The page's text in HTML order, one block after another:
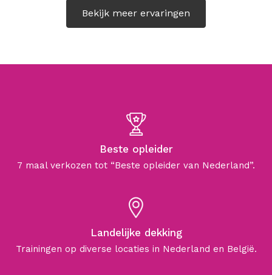
Bekijk meer ervaringen
Beste opleider
7 maal verkozen tot “Beste opleider van Nederland”.
Landelijke dekking
Trainingen op diverse locaties in Nederland en België.